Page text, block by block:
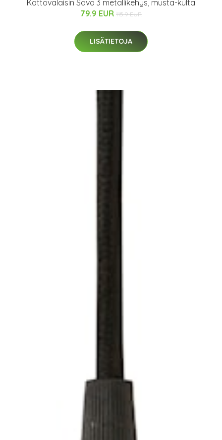
Kattovalaisin Savo 3 metallikehys, musta-kulta
79.9 EUR 115.9 EUR
LISÄTIETOJA